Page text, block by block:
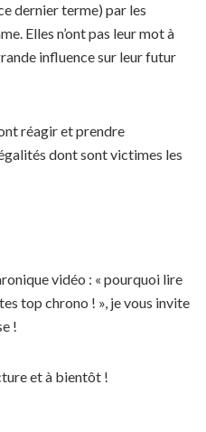
dernier terme) par les
Elles n’ont pas leur mot à
influence sur leur futur
réagir et prendre
dont sont victimes les
vidéo : « pourquoi lire
top chrono ! », je vous invite
!
et à bientôt !